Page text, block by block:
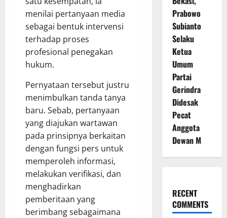
menilai pertanyaan media
sebagai bentuk intervensi
terhadap proses
profesional penegakan
hukum.
Pernyataan tersebut justru
menimbulkan tanda tanya
baru. Sebab, pertanyaan
yang diajukan wartawan
pada prinsipnya berkaitan
dengan fungsi pers untuk
memperoleh informasi,
melakukan verifikasi, dan
menghadirkan
pemberitaan yang
berimbang sebagaimana
Prabowo
Subianto
Selaku
Ketua
Umum
Partai
Gerindra
Didesak
Pecat
Anggota
Dewan M
RECENT
COMMENTS